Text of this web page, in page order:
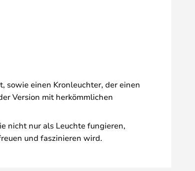
sowie einen Kronleuchter, der einen
Version mit herkömmlichen
nicht nur als Leuchte fungieren,
und faszinieren wird.